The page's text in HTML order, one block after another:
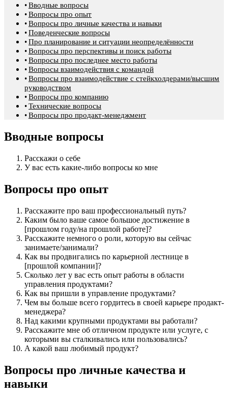
Вводные вопросы
Вопросы про опыт
Вопросы про личные качества и навыки
Поведенческие вопросы
Про планирование и ситуации неопределённости
Вопросы про перспективы и поиск работы
Вопросы про последнее место работы
Вопросы взаимодействия с командой
Вопросы про взаимодействие с стейкхолдерами/высшим
руководством
Вопросы про компанию
Технические вопросы
Вопросы про продакт-менеджмент
Вводные вопросы
Расскажи о себе
У вас есть какие-либо вопросы ко мне
Вопросы про опыт
Расскажите про ваш профессиональный путь?
Каким было ваше самое большое достижение в
[прошлом году/на прошлой работе]?
Расскажите немного о роли, которую вы сейчас
занимаете/занимали?
Как вы продвигались по карьерной лестнице в
[прошлой компании]?
Сколько лет у вас есть опыт работы в области
управления продуктами?
Как вы пришли в управление продуктами?
Чем вы больше всего гордитесь в своей карьере продакт-
менеджера?
Над какими крупными продуктами вы работали?
Расскажите мне об отличном продукте или услуге, с
которыми вы сталкивались или пользовались?
А какой ваш любимый продукт?
Вопросы про личные качества и
навыки